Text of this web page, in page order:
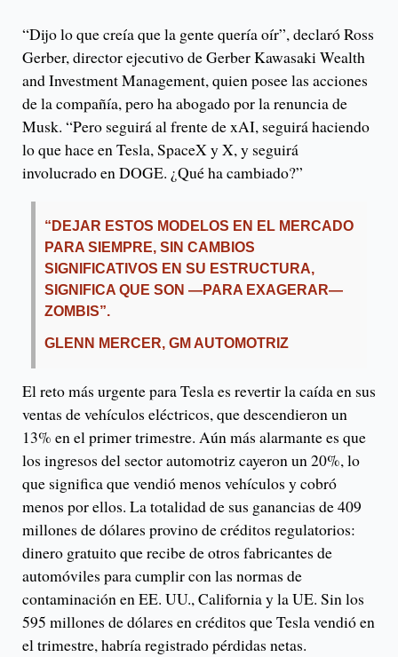
“Dijo lo que creía que la gente quería oír”, declaró Ross
Gerber, director ejecutivo de Gerber Kawasaki Wealth
and Investment Management, quien posee las acciones
de la compañía, pero ha abogado por la renuncia de
Musk. “Pero seguirá al frente de xAI, seguirá haciendo
lo que hace en Tesla, SpaceX y X, y seguirá
involucrado en DOGE. ¿Qué ha cambiado?”
“DEJAR ESTOS MODELOS EN EL MERCADO
PARA SIEMPRE, SIN CAMBIOS
SIGNIFICATIVOS EN SU ESTRUCTURA,
SIGNIFICA QUE SON —PARA EXAGERAR—
ZOMBIS”.
GLENN MERCER, GM AUTOMOTRIZ
El reto más urgente para Tesla es revertir la caída en sus
ventas de vehículos eléctricos, que descendieron un
13% en el primer trimestre. Aún más alarmante es que
los ingresos del sector automotriz cayeron un 20%, lo
que significa que vendió menos vehículos y cobró
menos por ellos. La totalidad de sus ganancias de 409
millones de dólares provino de créditos regulatorios:
dinero gratuito que recibe de otros fabricantes de
automóviles para cumplir con las normas de
contaminación en EE. UU., California y la UE. Sin los
595 millones de dólares en créditos que Tesla vendió en
el trimestre, habría registrado pérdidas netas.